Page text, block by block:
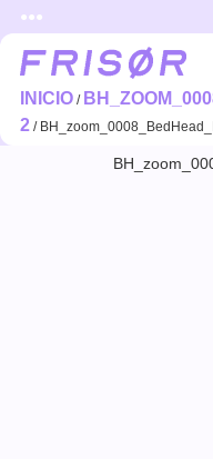
●●●
INICIO /
2 /